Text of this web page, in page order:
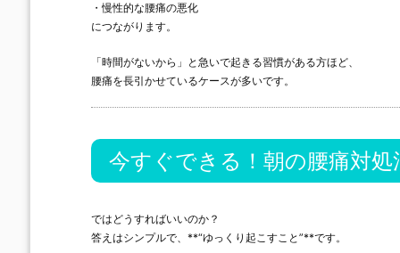
・慢性的な腰痛の悪化
につながります。
「時間がないから」と急いで起きる習慣がある方ほど、
腰痛を長引かせているケースが多いです。
今すぐできる！朝の腰痛対処
ではどうすればいいのか？
答えはシンプルで、**“ゆっくり起こすこと”**です。